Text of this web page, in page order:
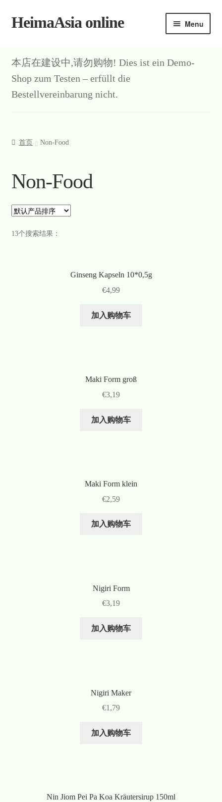
Skip
Skip
HeimaAsia online Menu
本店在建设中,请勿购物! Dies ist ein Demo-
Shop zum Testen – erfüllt die
Bestellvereinbarung nicht.
首页 Non-Food
Non-Food
13个搜索结果：
Ginseng Kapseln 10*0,5g
€4,99
加入购物车
Maki Form groß
€3,19
加入购物车
Maki Form klein
€2,59
加入购物车
Nigiri Form
€3,19
加入购物车
Nigiri Maker
€1,79
加入购物车
Nin Jiom Pei Pa Koa Kräutersirup 150ml